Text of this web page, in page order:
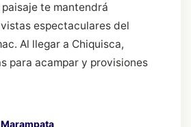
te mantendrá
espectaculares del
Al llegar a Chiquisca,
para acampar y provisiones